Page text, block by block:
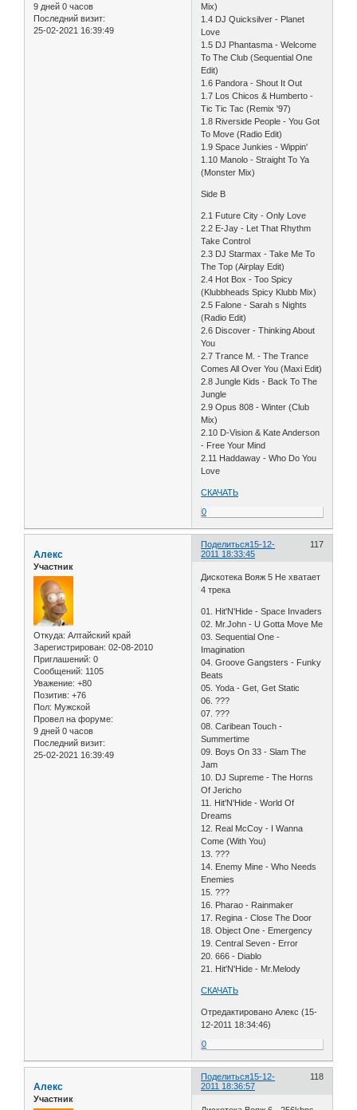
9 дней 0 часов
Последний визит:
25-02-2021 16:39:49
Mix)
1.4 DJ Quicksilver - Planet
Love
1.5 DJ Phantasma - Welcome
To The Club (Sequential One
Edit)
1.6 Pandora - Shout It Out
1.7 Los Chicos & Humberto -
Tic Tic Tac (Remix '97)
1.8 Riverside People - You Got
To Move (Radio Edit)
1.9 Space Junkies - Wippin'
1.10 Manolo - Straight To Ya
(Monster Mix)
Side B
2.1 Future City - Only Love
2.2 E-Jay - Let That Rhythm
Take Control
2.3 DJ Starmax - Take Me To
The Top (Airplay Edit)
2.4 Hot Box - Too Spicy
(Klubbheads Spicy Klubb Mix)
2.5 Falone - Sarah s Nights
(Radio Edit)
2.6 Discover - Thinking About
You
2.7 Trance M. - The Trance
Comes All Over You (Maxi Edit)
2.8 Jungle Kids - Back To The
Jungle
2.9 Opus 808 - Winter (Club
Mix)
2.10 D-Vision & Kate Anderson
- Free Your Mind
2.11 Haddaway - Who Do You
Love
СКАЧАТЬ
0
Поделиться 117
15-12-
2011 18:33:45
Алекс
Участник
Откуда: Алтайский край
Зарегистрирован: 02-08-2010
Приглашений: 0
Сообщений: 1105
Уважение: +80
Позитив: +76
Пол: Мужской
Провел на форуме:
9 дней 0 часов
Последний визит:
25-02-2021 16:39:49
Дискотека Вояж 5 Не хватает
4 трека
01. Hit'N'Hide - Space Invaders
02. Mr.John - U Gotta Move Me
03. Sequential One -
Imagination
04. Groove Gangsters - Funky
Beats
05. Yoda - Get, Get Static
06. ???
07. ???
08. Caribean Touch -
Summertime
09. Boys On 33 - Slam The
Jam
10. DJ Supreme - The Horns
Of Jericho
11. Hit'N'Hide - World Of
Dreams
12. Real McCoy - I Wanna
Come (With You)
13. ???
14. Enemy Mine - Who Needs
Enemies
15. ???
16. Pharao - Rainmaker
17. Regina - Close The Door
18. Object One - Emergency
19. Central Seven - Error
20. 666 - Diablo
21. Hit'N'Hide - Mr.Melody
СКАЧАТЬ
Отредактировано Алекс (15-
12-2011 18:34:46)
0
Поделиться 118
15-12-
2011 18:36:57
Алекс
Участник